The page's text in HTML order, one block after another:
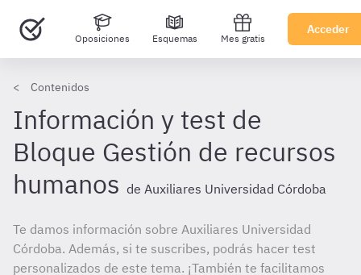
Oposiciones Esquemas Mes gratis
Acceder
Contenidos
Información y test de
Bloque Gestión de recursos
humanos de Auxiliares Universidad Córdoba
Te damos información sobre Auxiliares Universidad
Córdoba. Además, si te suscribes, podrás hacer test
personalizados de este tema. ¡También te facilitamos